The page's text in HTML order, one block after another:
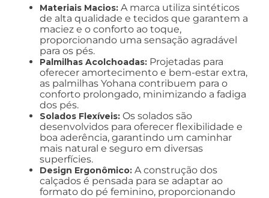
Materiais Macios: A marca utiliza sintéticos
de alta qualidade e tecidos que garantem a
maciez e o conforto ao toque,
proporcionando uma sensação agradável
para os pés.
Palmilhas Acolchoadas: Projetadas para
oferecer amortecimento e bem-estar extra,
as palmilhas Yohana contribuem para o
conforto prolongado, minimizando a fadiga
dos pés.
Solados Flexíveis: Os solados são
desenvolvidos para oferecer flexibilidade e
boa aderência, garantindo um caminhar
mais natural e seguro em diversas
superfícies.
Design Ergonômico: A construção dos
calçados é pensada para se adaptar ao
formato do pé feminino, proporcionando